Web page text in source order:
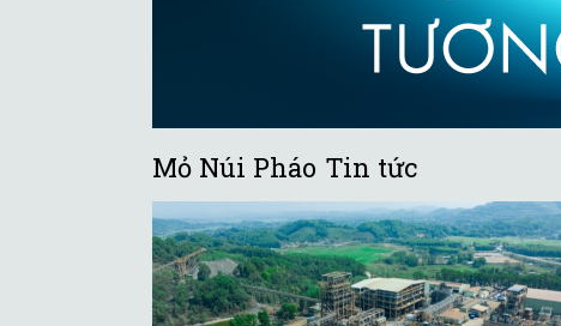
Mỏ Núi Pháo Tin tức